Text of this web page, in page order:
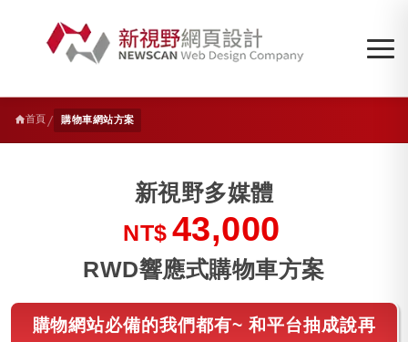
首頁 / 購物車網站方案
新視野多媒體
NT$ 43,000
RWD響應式購物車方案
購物網站必備的我們都有~ 和平台抽成說再